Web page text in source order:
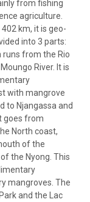
from fishing
agriculture.
km, it is geo-
into 3 parts:
runs from the Rio
River. It is
with mangrove
to Njangassa and
goes from
North coast,
of the
the Nyong. This
mangroves. The
and the Lac